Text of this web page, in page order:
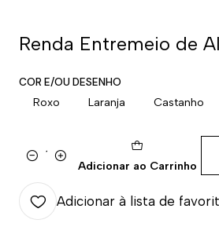
Renda Entremeio de
COR E/OU DESENHO
Roxo Laranja Castanho
QuantidadeAdicionar ao Carrinho
Adicionar à lista de